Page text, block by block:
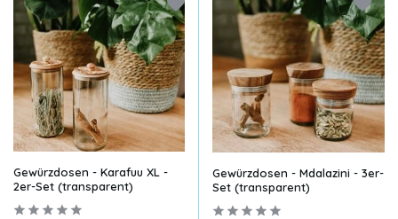
Gewürzdosen - Karafuu XL -
2er-Set (transparent)
Gewürzdosen - Mdalazini - 3er-
Set (transparent)